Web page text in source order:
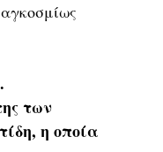
των
η οποία